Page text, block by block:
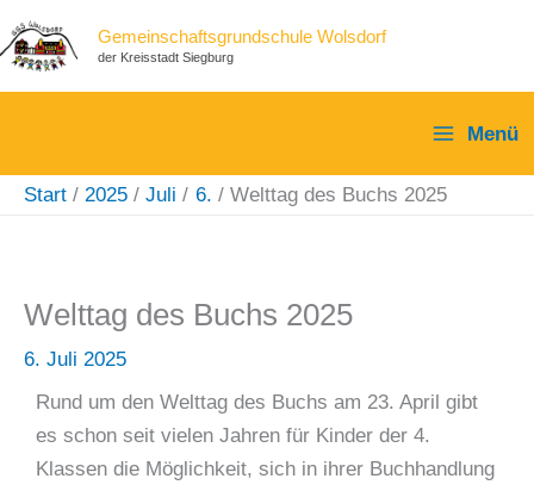
Zum
Inhalt
Gemeinschaftsgrundschule Wolsdorf
der Kreisstadt Siegburg
Menü
Start 2025 Juli 6. Welttag des Buchs 2025
Welttag des Buchs 2025
6. Juli 2025
Rund um den Welttag des Buchs am 23. April gibt
es schon seit vielen Jahren für Kinder der 4.
Klassen die Möglichkeit, sich in ihrer Buchhandlung
S
u
c
e